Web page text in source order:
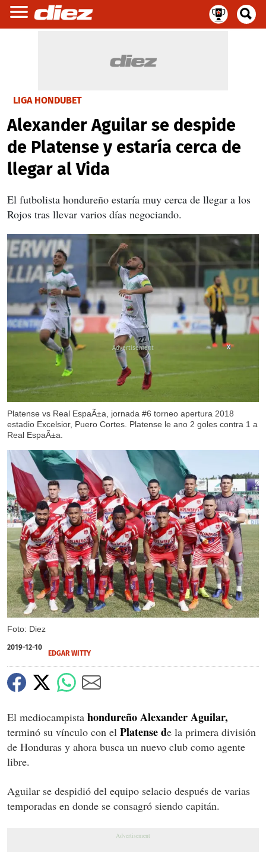
LIGA HONDUBET
Alexander Aguilar se despide
de Platense y estaría cerca de
llegar al Vida
El futbolista hondureño estaría muy cerca de llegar a los
Rojos tras llevar varios días negociando.
Platense vs Real EspaÃ±a, jornada #6 torneo apertura 2018
estadio Excelsior, Puero Cortes. Platense le ano 2 goles contra 1 a
Real EspaÃ±a.
Foto: Diez
X
2019-12-10
EDGAR WITTY
El mediocampista hondureño Alexander Aguilar,
terminó su vínculo con el Platense de la primera división
de Honduras y ahora busca un nuevo club como agente
libre.
Aguilar se despidió del equipo selacio después de varias
temporadas en donde se consagró siendo capitán.